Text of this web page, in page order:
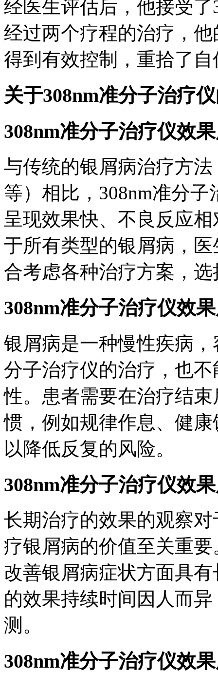
经医生评估后，他接受
经过两个疗程的治疗，
得到有效控制，重拾了
关于308nm准分子治疗
308nm准分子治疗仪效
与传统的银屑病治疗方
等）相比，308nm准分
呈现效果快、不良反应
于所有类型的银屑病，
合考虑各种治疗方案，
308nm准分子治疗仪效
银屑病是一种慢性疾病
分子治疗仪的治疗，也
性。患者需要在治疗结
惯，例如规律作息、健
以降低反复的风险。
308nm准分子治疗仪效
长期治疗的效果的观察
疗银屑病的价值至关重
改善银屑病症状方面具
的效果持续时间因人而
测。
308nm准分子治疗仪效